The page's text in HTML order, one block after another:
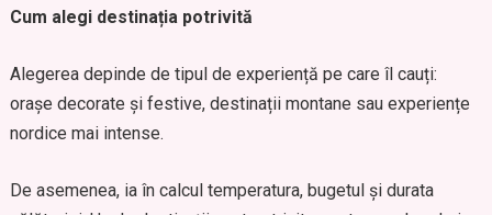
Cum alegi destinația potrivită
Alegerea depinde de tipul de experiență pe care îl cauți:
orașe decorate și festive, destinații montane sau experiențe
nordice mai intense.
De asemenea, ia în calcul temperatura, bugetul și durata